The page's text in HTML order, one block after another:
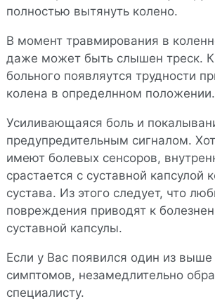
полностью вытянуть колено.
В момент травмирования в
даже может быть слышен треск.
больного появляутся трудности
колена в определнном положении.
Усиливающаяся боль и
предупредительным сигналом.
имеют болевых сенсоров,
срастается с суставной капсулой
сустава. Из этого следует, что
повреждения приводят к
суставной капсулы.
Если у Вас появился один из
симптомов, незамедлительно
специалисту.